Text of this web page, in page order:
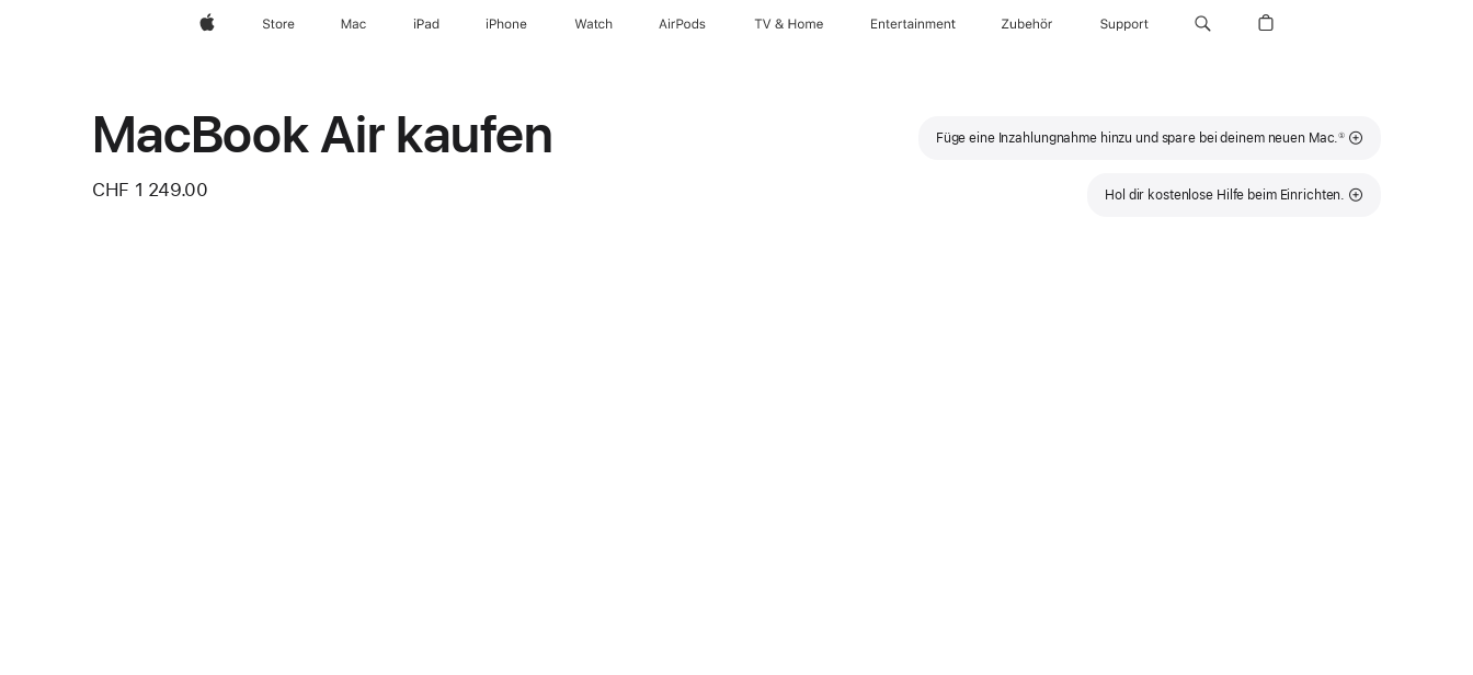
Apple Store Mac iPad iPhone Watch AirPods TV & Home Entertainment Zubehör Support
MacBook Air kaufen
CHF 1 249.00
Füge eine Inzahlungnahme hinzu und spare bei deinem neuen Mac.
Fußnote
①
Hol dir kostenlose Hilfe beim Einrichten.